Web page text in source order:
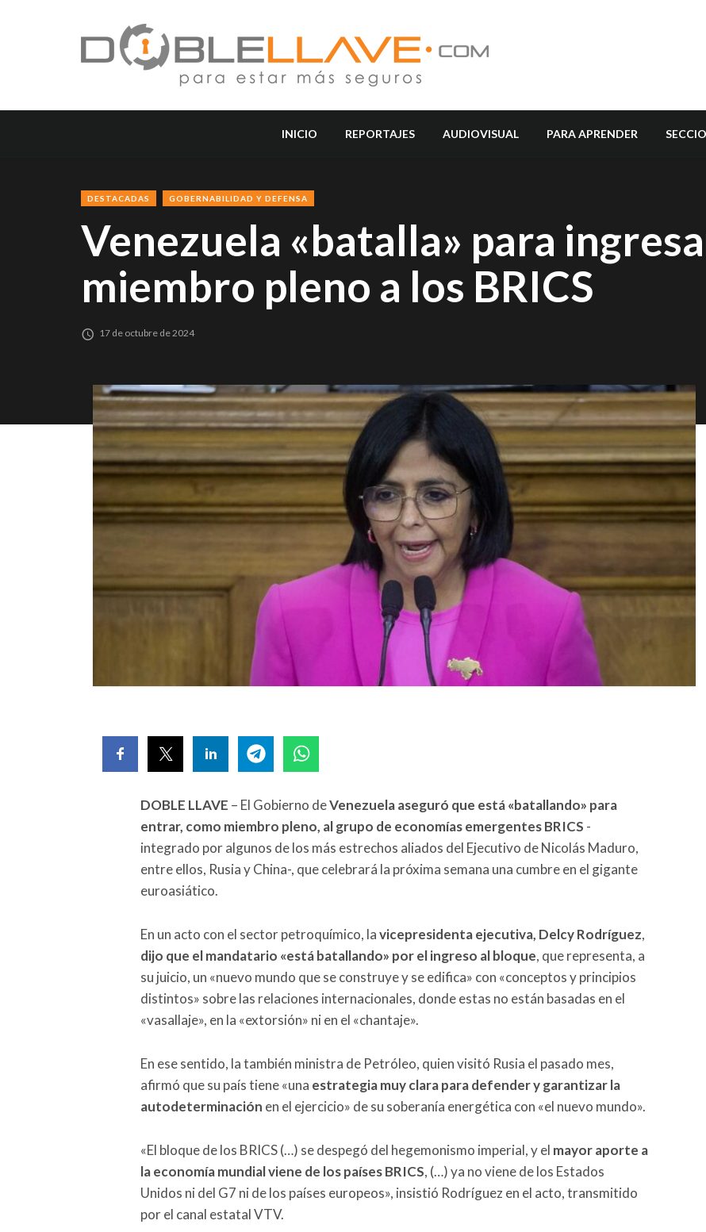
INICIO REPORTAJES AUDIOVISUAL PARA APRENDER
DESTACADAS GOBERNABILIDAD Y DEFENSA
Venezuela «batalla» para
miembro pleno a los BRICS
17 de octubre de 2024
DOBLE LLAVE – El Gobierno deVenezuela aseguró que está «batallando» para
entrar, como miembro pleno, al grupo de economías emergentes BRICS -
integrado por algunos de los más estrechos aliados del Ejecutivo de Nicolás Maduro,
entre ellos, Rusia y China-, que celebrará la próxima semana una cumbre en el gigante
euroasiático.
En un acto con el sector petroquímico, lavicepresidenta ejecutiva, Delcy Rodríguez,
dijo que el mandatario «está batallando» por el ingreso al bloque, que representa, a
su juicio, un «nuevo mundo que se construye y se edifica» con «conceptos y principios
distintos» sobre las relaciones internacionales, donde estas no están basadas en el
«vasallaje», en la «extorsión» ni en el «chantaje».
En ese sentido, la también ministra de Petróleo, quien visitó Rusia el pasado mes,
afirmó que su país tiene «una estrategia muy clara para defender y garantizar la
autodeterminación en el ejercicio» de su soberanía energética con «el nuevo mundo».
«El bloque de los BRICS (…) se despegó del hegemonismo imperial, y el mayor aporte a
la economía mundial viene de los países BRICS, (…) ya no viene de los Estados
Unidos ni del G7 ni de los países europeos», insistió Rodríguez en el acto, transmitido
por el canal estatal VTV.